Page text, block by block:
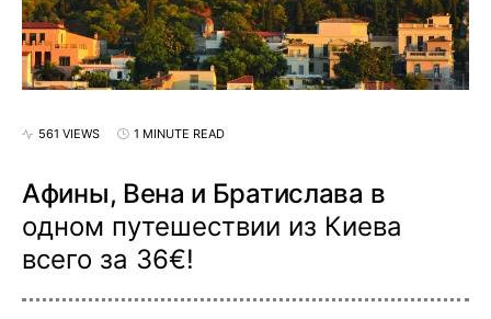
561 VIEWS 1 MINUTE READ
Афины, Вена и Братислава в
одном путешествии из Киева
всего за 36€!